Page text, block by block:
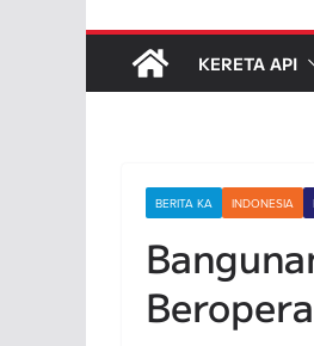
KERETA API
BERITA KA INDONESIA